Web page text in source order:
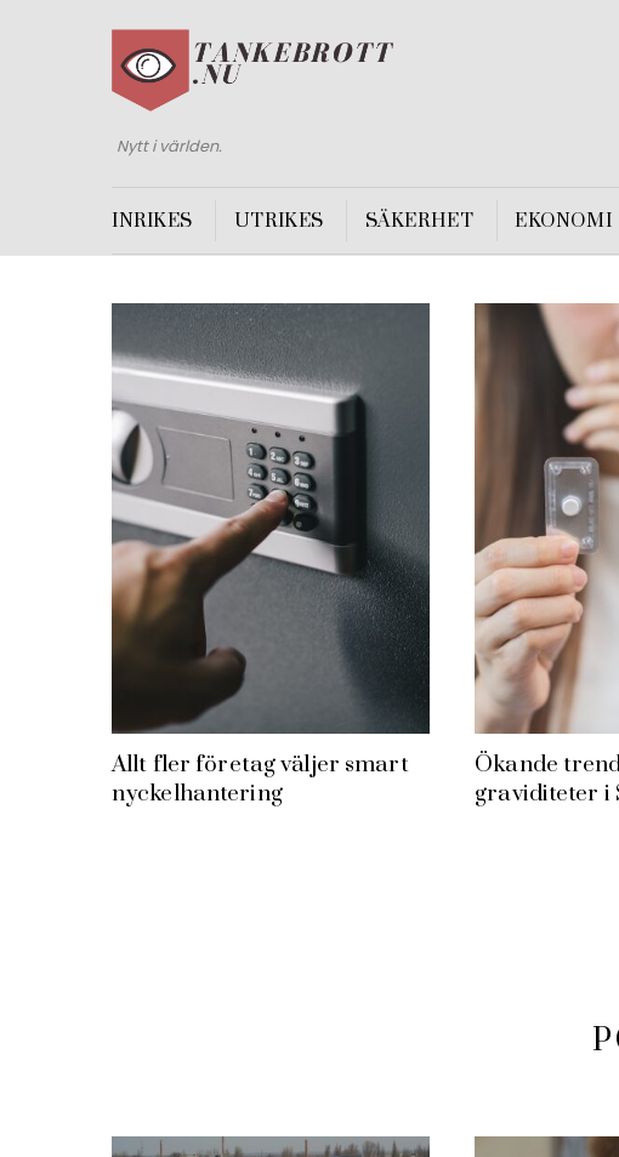
Nytt i världen.
INRIKES UTRIKES SÄKERHET EKONOMI
Allt fler företag väljer smart
nyckelhantering
Ökande
graviditeter i